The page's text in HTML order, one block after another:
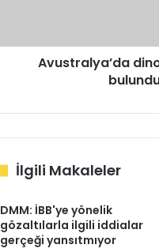
Avustralya’da
İlgili Makaleler
DMM: İBB'ye yönelik
gözaltılarla ilgili iddialar
gerçeği yansıtmıyor